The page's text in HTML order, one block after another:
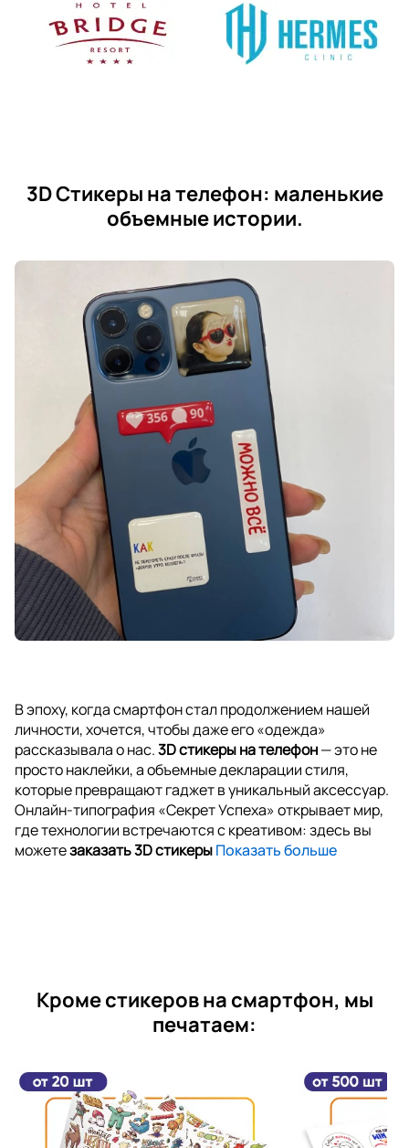
3D Стикеры на телефон: маленькие
объемные истории.
В эпоху, когда смартфон стал продолжением нашей
личности, хочется, чтобы даже его «одежда»
рассказывала о нас.3D стикеры на телефон— это не
просто наклейки, а объемные декларации стиля,
которые превращают гаджет в уникальный аксессуар.
Онлайн-типография «Секрет Успеха» открывает мир,
где технологии встречаются с креативом: здесь вы
можетезаказать 3D стикерыПоказать больше
Кроме стикеров на смартфон, мы
печатаем: